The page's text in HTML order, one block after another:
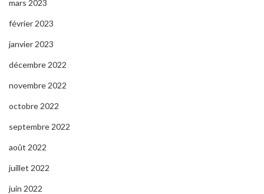
mars 2023
février 2023
janvier 2023
décembre 2022
novembre 2022
octobre 2022
septembre 2022
août 2022
juillet 2022
juin 2022